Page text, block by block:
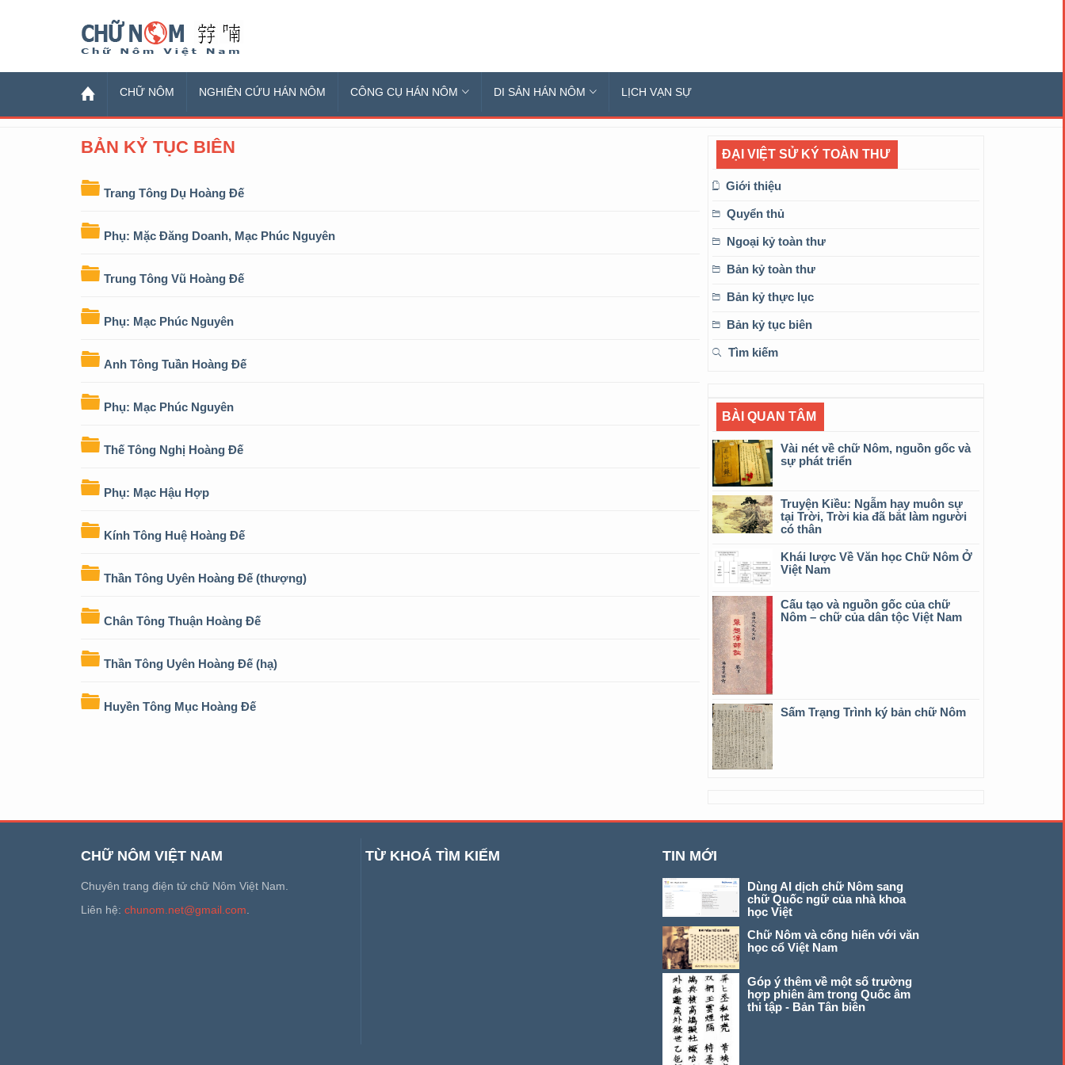
CHỮ NÔM NGHIÊN CỨU HÁN NÔM CÔNG CỤ HÁN NÔM DI SẢN HÁN NÔM LỊCH VẠN SỰ
BẢN KỶ TỤC BIÊN
Trang Tông Dụ Hoàng Đế
Phụ: Mặc Đăng Doanh, Mạc Phúc Nguyên
Trung Tông Vũ Hoàng Đế
Phụ: Mạc Phúc Nguyên
Anh Tông Tuần Hoàng Đế
Phụ: Mạc Phúc Nguyên
Thế Tông Nghị Hoàng Đế
Phụ: Mạc Hậu Hợp
Kính Tông Huệ Hoàng Đế
Thần Tông Uyên Hoàng Đế (thượng)
Chân Tông Thuận Hoàng Đế
Thần Tông Uyên Hoàng Đế (hạ)
Huyền Tông Mục Hoàng Đế
ĐẠI VIỆT SỬ KÝ TOÀN THƯ
Giới thiệu
Quyển thủ
Ngoại kỷ toàn thư
Bản kỷ toàn thư
Bản kỷ thực lục
Bản kỷ tục biên
Tìm kiếm
BÀI QUAN TÂM
Vài nét về chữ Nôm, nguồn gốc và
sự phát triển
Truyện Kiều: Ngẫm hay muôn sự
tại Trời, Trời kia đã bắt làm người
có thân
Khái lược Về Văn học Chữ Nôm Ở
Việt Nam
Cấu tạo và nguồn gốc của chữ
Nôm – chữ của dân tộc Việt Nam
Sấm Trạng Trình ký bản chữ Nôm
CHỮ NÔM VIỆT NAM
Chuyên trang điện tử chữ Nôm Việt Nam.
Liên hệ: chunom.net@gmail.com
TỪ KHOÁ TÌM KIẾM TIN MỚI
Dùng AI dịch chữ Nôm sang
chữ Quốc ngữ của nhà khoa
học Việt
Chữ Nôm và cống hiến với văn
học cổ Việt Nam
Góp ý thêm về một số trường
hợp phiên âm trong Quốc âm
thi tập - Bản Tân biên